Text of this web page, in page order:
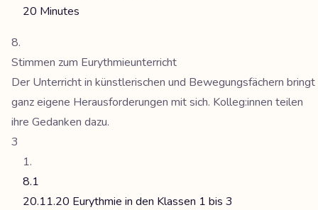
20 Minutes
Stimmen zum Eurythmieunterricht
Der Unterricht in künstlerischen und Bewegungsfächern bringt
ganz eigene Herausforderungen mit sich. Kolleg:innen teilen
ihre Gedanken dazu.
3
8.1
20.11.20 Eurythmie in den Klassen 1 bis 3